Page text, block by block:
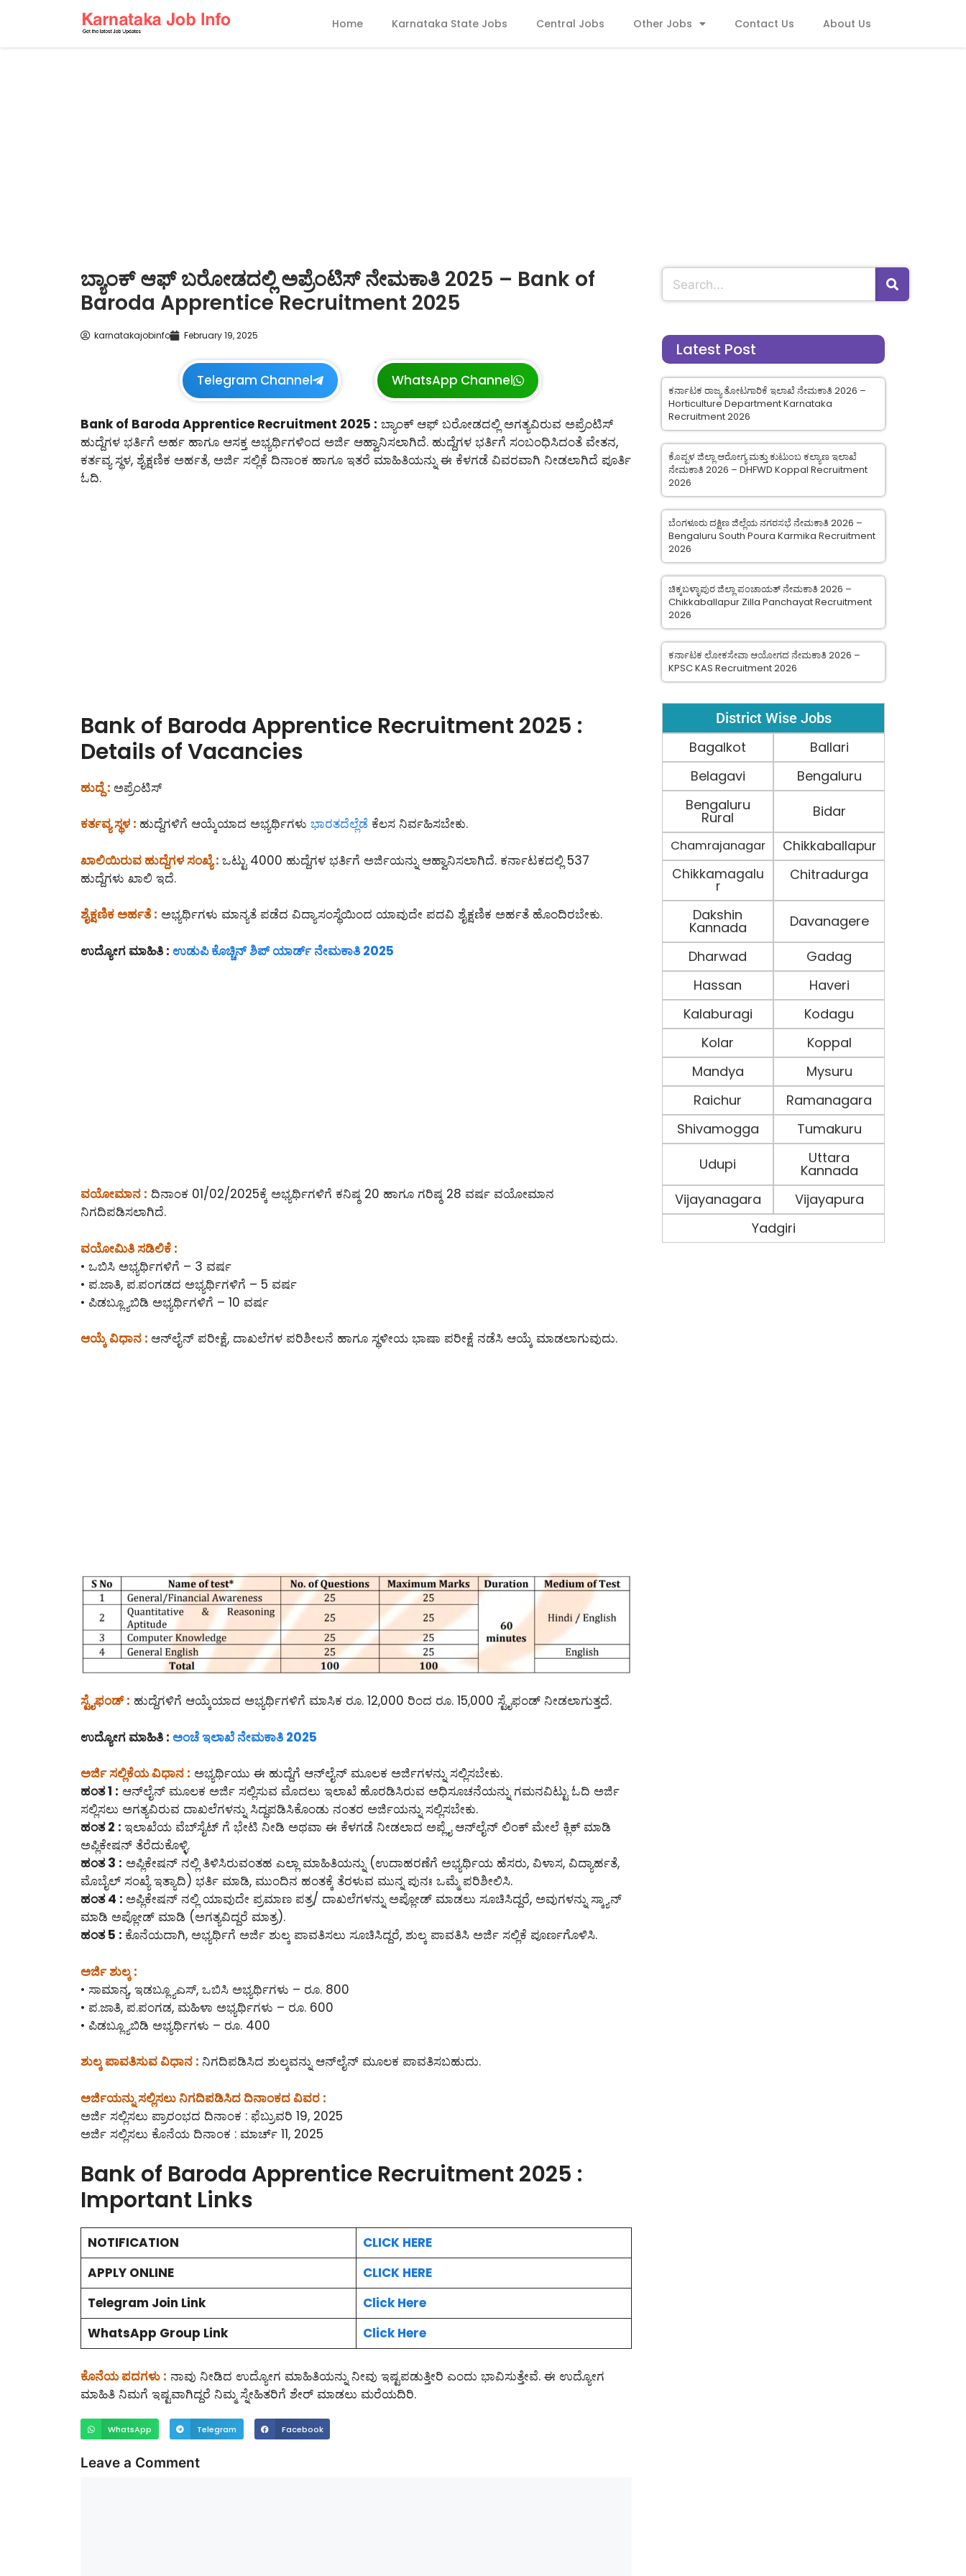
Home Karnataka State Jobs Central Jobs Other Jobs Contact Us About Us
ಬ್ಯಾಂಕ್ ಆಫ್ ಬರೋಡದಲ್ಲಿ ಅಪ್ರೆಂಟಿಸ್ ನೇಮಕಾತಿ 2025 – Bank of
Baroda Apprentice Recruitment 2025
karnatakajobinfo February 19, 2025
Telegram Channel WhatsApp Channel
Bank of Baroda Apprentice Recruitment 2025 : ಬ್ಯಾಂಕ್ ಆಫ್ ಬರೋಡದಲ್ಲಿ ಅಗತ್ಯವಿರುವ ಅಪ್ರೆಂಟಿಸ್
ಹುದ್ದೆಗಳ ಭರ್ತಿಗೆ ಅರ್ಹ ಹಾಗೂ ಆಸಕ್ತ ಅಭ್ಯರ್ಥಿಗಳಿಂದ ಅರ್ಜಿ ಆಹ್ವಾನಿಸಲಾಗಿದೆ. ಹುದ್ದೆಗಳ ಭರ್ತಿಗೆ ಸಂಬಂಧಿಸಿದಂತೆ ವೇತನ,
ಕರ್ತವ್ಯ ಸ್ಥಳ, ಶೈಕ್ಷಣಿಕ ಅರ್ಹತೆ, ಅರ್ಜಿ ಸಲ್ಲಿಕೆ ದಿನಾಂಕ ಹಾಗೂ ಇತರೆ ಮಾಹಿತಿಯನ್ನು ಈ ಕೆಳಗಡೆ ವಿವರವಾಗಿ ನೀಡಲಾಗಿದೆ ಪೂರ್ತಿ
ಓದಿ.
Bank of Baroda Apprentice Recruitment 2025 :
Details of Vacancies
ಹುದ್ದೆ : ಅಪ್ರೆಂಟಿಸ್
ಕರ್ತವ್ಯ ಸ್ಥಳ : ಹುದ್ದೆಗಳಿಗೆ ಆಯ್ಕೆಯಾದ ಅಭ್ಯರ್ಥಿಗಳು ಭಾರತದೆಲ್ಲೆಡೆ ಕೆಲಸ ನಿರ್ವಹಿಸಬೇಕು.
ಖಾಲಿಯಿರುವ ಹುದ್ದೆಗಳ ಸಂಖ್ಯೆ : ಒಟ್ಟು 4000 ಹುದ್ದೆಗಳ ಭರ್ತಿಗೆ ಅರ್ಜಿಯನ್ನು ಆಹ್ವಾನಿಸಲಾಗಿದೆ. ಕರ್ನಾಟಕದಲ್ಲಿ 537
ಹುದ್ದೆಗಳು ಖಾಲಿ ಇದೆ.
ಶೈಕ್ಷಣಿಕ ಅರ್ಹತೆ : ಅಭ್ಯರ್ಥಿಗಳು ಮಾನ್ಯತೆ ಪಡೆದ ವಿದ್ಯಾಸಂಸ್ಥೆಯಿಂದ ಯಾವುದೇ ಪದವಿ ಶೈಕ್ಷಣಿಕ ಅರ್ಹತೆ ಹೊಂದಿರಬೇಕು.
ಉದ್ಯೋಗ ಮಾಹಿತಿ : ಉಡುಪಿ ಕೊಚ್ಚಿನ್ ಶಿಪ್ ಯಾರ್ಡ್ ನೇಮಕಾತಿ 2025
ವಯೋಮಾನ : ದಿನಾಂಕ 01/02/2025ಕ್ಕೆ ಅಭ್ಯರ್ಥಿಗಳಿಗೆ ಕನಿಷ್ಠ 20 ಹಾಗೂ ಗರಿಷ್ಠ 28 ವರ್ಷ ವಯೋಮಾನ
ನಿಗದಿಪಡಿಸಲಾಗಿದೆ.
ವಯೋಮಿತಿ ಸಡಿಲಿಕೆ :
• ಒಬಿಸಿ ಅಭ್ಯರ್ಥಿಗಳಿಗೆ – 3 ವರ್ಷ
• ಪ.ಜಾತಿ, ಪ.ಪಂಗಡದ ಅಭ್ಯರ್ಥಿಗಳಿಗೆ – 5 ವರ್ಷ
• ಪಿಡಬ್ಲ್ಯೂಬಿಡಿ ಅಭ್ಯರ್ಥಿಗಳಿಗೆ – 10 ವರ್ಷ
ಆಯ್ಕೆ ವಿಧಾನ : ಆನ್‌ಲೈನ್‌ ಪರೀಕ್ಷೆ, ದಾಖಲೆಗಳ ಪರಿಶೀಲನೆ ಹಾಗೂ ಸ್ಥಳೀಯ ಭಾಷಾ ಪರೀಕ್ಷೆ ನಡೆಸಿ ಆಯ್ಕೆ ಮಾಡಲಾಗುವುದು.
ಸ್ಟೈಫಂಡ್ : ಹುದ್ದೆಗಳಿಗೆ ಆಯ್ಕೆಯಾದ ಅಭ್ಯರ್ಥಿಗಳಿಗೆ ಮಾಸಿಕ ರೂ. 12,000 ರಿಂದ ರೂ. 15,000 ಸ್ಟೈಫಂಡ್ ನೀಡಲಾಗುತ್ತದೆ.
ಉದ್ಯೋಗ ಮಾಹಿತಿ : ಅಂಚೆ ಇಲಾಖೆ ನೇಮಕಾತಿ 2025
ಅರ್ಜಿ ಸಲ್ಲಿಕೆಯ ವಿಧಾನ : ಅಭ್ಯರ್ಥಿಯು ಈ ಹುದ್ದೆಗೆ ಆನ್‌ಲೈನ್‌ ಮೂಲಕ ಅರ್ಜಿಗಳನ್ನು ಸಲ್ಲಿಸಬೇಕು.
ಹಂತ 1 : ಆನ್‌ಲೈನ್‌ ಮೂಲಕ ಅರ್ಜಿ ಸಲ್ಲಿಸುವ ಮೊದಲು ಇಲಾಖೆ ಹೊರಡಿಸಿರುವ ಅಧಿಸೂಚನೆಯನ್ನು ಗಮನವಿಟ್ಟು ಓದಿ ಅರ್ಜಿ
ಸಲ್ಲಿಸಲು ಅಗತ್ಯವಿರುವ ದಾಖಲೆಗಳನ್ನು ಸಿದ್ಧಪಡಿಸಿಕೊಂಡು ನಂತರ ಅರ್ಜಿಯನ್ನು ಸಲ್ಲಿಸಬೇಕು.
ಹಂತ 2 : ಇಲಾಖೆಯ ವೆಬ್‌ಸೈಟ್ ಗೆ ಭೇಟಿ ನೀಡಿ ಅಥವಾ ಈ ಕೆಳಗಡೆ ನೀಡಲಾದ ಅಪ್ಲೈ ಆನ್‌ಲೈನ್‌ ಲಿಂಕ್ ಮೇಲೆ ಕ್ಲಿಕ್ ಮಾಡಿ
ಅಪ್ಲಿಕೇಷನ್ ತೆರೆದುಕೊಳ್ಳಿ.
ಹಂತ 3 : ಅಪ್ಲಿಕೇಷನ್ ನಲ್ಲಿ ತಿಳಿಸಿರುವಂತಹ ಎಲ್ಲಾ ಮಾಹಿತಿಯನ್ನು (ಉದಾಹರಣೆಗೆ ಅಭ್ಯರ್ಥಿಯ ಹೆಸರು, ವಿಳಾಸ, ವಿದ್ಯಾರ್ಹತೆ,
ಮೊಬೈಲ್ ಸಂಖ್ಯೆ ಇತ್ಯಾದಿ) ಭರ್ತಿ ಮಾಡಿ, ಮುಂದಿನ ಹಂತಕ್ಕೆ ತೆರಳುವ ಮುನ್ನ ಪುನಃ ಒಮ್ಮೆ ಪರಿಶೀಲಿಸಿ.
ಹಂತ 4 : ಅಪ್ಲಿಕೇಷನ್ ನಲ್ಲಿ ಯಾವುದೇ ಪ್ರಮಾಣ ಪತ್ರ/ ದಾಖಲೆಗಳನ್ನು ಅಪ್ಲೋಡ್ ಮಾಡಲು ಸೂಚಿಸಿದ್ದರೆ, ಅವುಗಳನ್ನು ಸ್ಕ್ಯಾನ್
ಮಾಡಿ ಅಪ್ಲೋಡ್ ಮಾಡಿ (ಅಗತ್ಯವಿದ್ದರೆ ಮಾತ್ರ).
ಹಂತ 5 : ಕೊನೆಯದಾಗಿ, ಅಭ್ಯರ್ಥಿಗೆ ಅರ್ಜಿ ಶುಲ್ಕ ಪಾವತಿಸಲು ಸೂಚಿಸಿದ್ದರೆ, ಶುಲ್ಕ ಪಾವತಿಸಿ ಅರ್ಜಿ ಸಲ್ಲಿಕೆ ಪೂರ್ಣಗೊಳಿಸಿ.
ಅರ್ಜಿ ಶುಲ್ಕ :
• ಸಾಮಾನ್ಯ, ಇಡಬ್ಲ್ಯೂಎಸ್, ಒಬಿಸಿ ಅಭ್ಯರ್ಥಿಗಳು – ರೂ. 800
• ಪ.ಜಾತಿ, ಪ.ಪಂಗಡ, ಮಹಿಳಾ ಅಭ್ಯರ್ಥಿಗಳು – ರೂ. 600
• ಪಿಡಬ್ಲ್ಯೂಬಿಡಿ ಅಭ್ಯರ್ಥಿಗಳು – ರೂ. 400
ಶುಲ್ಕ ಪಾವತಿಸುವ ವಿಧಾನ : ನಿಗದಿಪಡಿಸಿದ ಶುಲ್ಕವನ್ನು ಆನ್‌ಲೈನ್‌ ಮೂಲಕ ಪಾವತಿಸಬಹುದು.
ಅರ್ಜಿಯನ್ನು ಸಲ್ಲಿಸಲು ನಿಗದಿಪಡಿಸಿದ ದಿನಾಂಕದ ವಿವರ :
ಅರ್ಜಿ ಸಲ್ಲಿಸಲು ಪ್ರಾರಂಭದ ದಿನಾಂಕ : ಫೆಬ್ರುವರಿ 19, 2025
ಅರ್ಜಿ ಸಲ್ಲಿಸಲು ಕೊನೆಯ ದಿನಾಂಕ : ಮಾರ್ಚ್ 11, 2025
Bank of Baroda Apprentice Recruitment 2025 :
Important Links
NOTIFICATION
CLICK HERE
APPLY ONLINE
CLICK HERE
Telegram Join Link
Click Here
WhatsApp Group Link
Click Here
ಕೊನೆಯ ಪದಗಳು : ನಾವು ನೀಡಿದ ಉದ್ಯೋಗ ಮಾಹಿತಿಯನ್ನು ನೀವು ಇಷ್ಟಪಡುತ್ತೀರಿ ಎಂದು ಭಾವಿಸುತ್ತೇವೆ. ಈ ಉದ್ಯೋಗ
ಮಾಹಿತಿ ನಿಮಗೆ ಇಷ್ಟವಾಗಿದ್ದರೆ ನಿಮ್ಮ ಸ್ನೇಹಿತರಿಗೆ ಶೇರ್ ಮಾಡಲು ಮರೆಯದಿರಿ.
WhatsApp Telegram Facebook
Leave a Comment
Latest Post
ಕರ್ನಾಟಕ ರಾಜ್ಯ ತೋಟಗಾರಿಕೆ ಇಲಾಖೆ ನೇಮಕಾತಿ 2026 –
Horticulture Department Karnataka
Recruitment 2026
ಕೊಪ್ಪಳ ಜಿಲ್ಲಾ ಆರೋಗ್ಯ ಮತ್ತು ಕುಟುಂಬ ಕಲ್ಯಾಣ ಇಲಾಖೆ
ನೇಮಕಾತಿ 2026 – DHFWD Koppal Recruitment
2026
ಬೆಂಗಳೂರು ದಕ್ಷಿಣ ಜಿಲ್ಲೆಯ ನಗರಸಭೆ ನೇಮಕಾತಿ 2026 –
Bengaluru South Poura Karmika Recruitment
2026
ಚಿಕ್ಕಬಳ್ಳಾಪುರ ಜಿಲ್ಲಾ ಪಂಚಾಯತ್ ನೇಮಕಾತಿ 2026 –
Chikkaballapur Zilla Panchayat Recruitment
2026
ಕರ್ನಾಟಕ ಲೋಕಸೇವಾ ಆಯೋಗದ ನೇಮಕಾತಿ 2026 –
KPSC KAS Recruitment 2026
District Wise Jobs
Bagalkot
Ballari
Belagavi
Bengaluru
Bengaluru
Rural Bidar
Chamrajanagar
Chikkaballapur
Chikkamagalu
r
Chitradurga
Dakshin
Kannada
Davanagere
Dharwad
Gadag
Hassan
Haveri
Kalaburagi
Kodagu
Kolar
Koppal
Mandya
Mysuru
Raichur
Ramanagara
Shivamogga
Tumakuru
Udupi
Uttara
Kannada
Vijayanagara
Vijayapura
Yadgiri